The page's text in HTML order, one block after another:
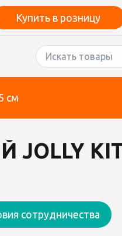
Купить в розницу
см
сотрудничества